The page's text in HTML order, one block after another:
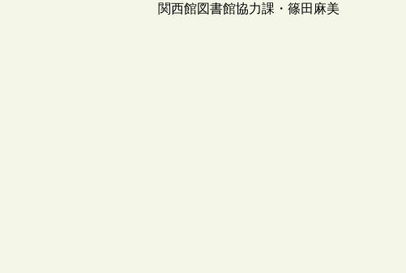
関西館図書館協力課・篠田麻美